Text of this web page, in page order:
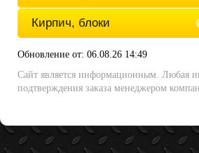
Кирпич, блоки
Обновление от: 06.08.26 14:49
Сайт является информационным. Любая
подтверждения заказа менеджером